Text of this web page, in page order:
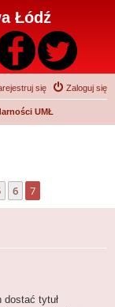
Łódź
Zaloguj się
się
UMŁ
6 7
tytuł